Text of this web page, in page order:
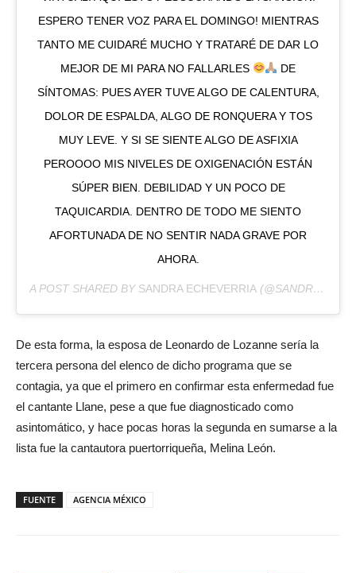
ESPERO TENER VOZ PARA EL DOMINGO! MIENTRAS
TANTO ME CUIDARÉ MUCHO Y TRATARÉ DE DAR LO
MEJOR DE MI PARA NO FALLARLES
DE
SÍNTOMAS: PUES AYER TUVE ALGO DE CALENTURA,
DOLOR DE ESPALDA, ALGO DE RONQUERA Y TOS
MUY LEVE. Y SI SE SIENTE ALGO DE ASFIXIA
PEROOOO MIS NIVELES DE OXIGENACIÓN ESTÁN
SÚPER BIEN. DEBILIDAD Y UN POCO DE
TAQUICARDIA. DENTRO DE TODO ME SIENTO
AFORTUNADA DE NO SENTIR NADA GRAVE POR
AHORA.
A POST SHARED BY SANDRA ECHEVERRIA (@SANDRAECHEVERRIAOFICIAL) ON
De esta forma, la esposa de Leonardo de Lozanne sería la
tercera persona del elenco de dicho programa que se
contagia, ya que el primero en confirmar esta enfermedad fue
el cantante Llane, pese a que fue diagnosticado como
asintomático, y hace pocas horas la segunda en sumarse a la
lista fue la cantautora puertorriqueña, Melina León.
FUENTE AGENCIA MÉXICO